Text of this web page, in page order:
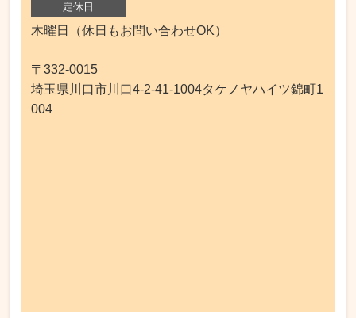
定休日
木曜日（休日もお問い合わせOK）
〒332-0015
埼玉県川口市川口4-2-41-1004タケノヤハイツ錦町1
004